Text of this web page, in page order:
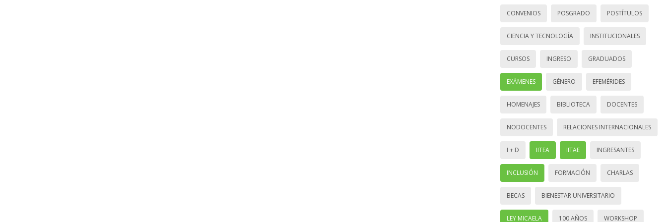
CONVENIOS POSGRADO POSTÍTULOS
CIENCIA Y TECNOLOGÍA INSTITUCIONALES
CURSOS INGRESO GRADUADOS
EXÁMENES GÉNERO EFEMÉRIDES
HOMENAJES BIBLIOTECA DOCENTES
NODOCENTES RELACIONES INTERNACIONALES
I + D IITEA IITAE INGRESANTES
INCLUSIÓN FORMACIÓN CHARLAS
BECAS BIENESTAR UNIVERSITARIO
LEY MICAELA 100 AÑOS WORKSHOP